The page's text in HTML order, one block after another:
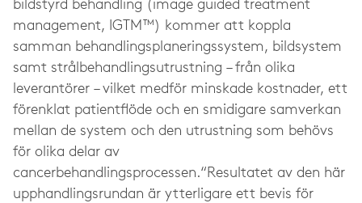
bildstyrd behandling (image guided treatment
management, IGTM™) kommer att koppla
samman behandlingsplaneringssystem, bildsystem
samt strålbehandlingsutrustning – från olika
leverantörer – vilket medför minskade kostnader, ett
förenklat patientflöde och en smidigare samverkan
mellan de system och den utrustning som behövs
för olika delar av
cancerbehandlingsprocessen.“Resultatet av den här
upphandlingsrundan är ytterligare ett bevis för